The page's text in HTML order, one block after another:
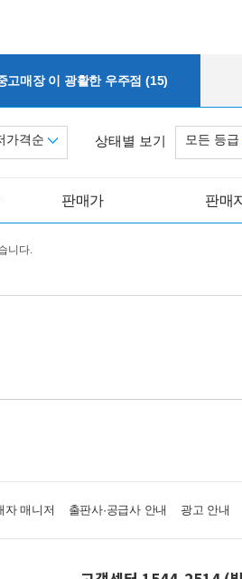
고매장 이 광활한 우주점 (15)
상태별 보기 모든 등급
가격순
판매가 판매
니다.
자 매니저 출판사·공급사 안내 광고 안내